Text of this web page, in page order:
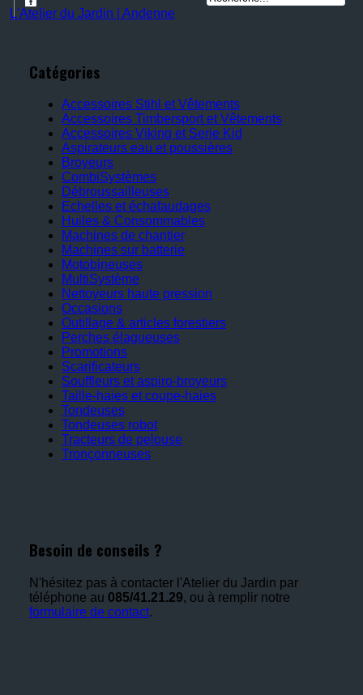
L'Atelier du Jardin | Andenne
Catégories
Accessoires Stihl et Vêtements
Accessoires Timbersport et Vêtements
Accessoires Viking et Serie Kid
Aspirateurs eau et poussières
Broyeurs
CombiSystèmes
Débroussailleuses
Echelles et échafaudages
Huiles & Consommables
Machines de chantier
Machines sur batterie
Motobineuses
MultiSystème
Nettoyeurs haute pression
Occasions
Outillage & articles forestiers
Perches élagueuses
Promotions
Scarificateurs
Souffleurs et aspiro-broyeurs
Taille-haies et coupe-haies
Tondeuses
Tondeuses robot
Tracteurs de pelouse
Tronçonneuses
Besoin de conseils ?
N'hésitez pas à contacter l'Atelier du Jardin par
téléphone au 085/41.21.29, ou à remplir notre
formulaire de contact.